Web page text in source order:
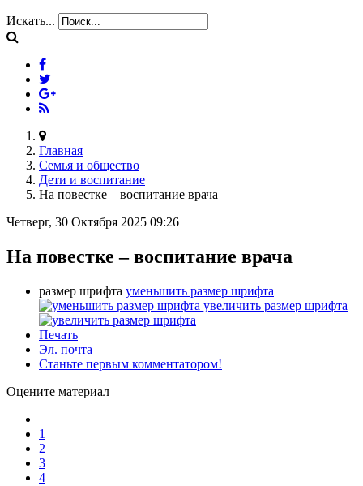
Искать...
Главная
Семья и общество
Дети и воспитание
На повестке – воспитание врача
Четверг, 30 Октября 2025 09:26
На повестке – воспитание врача
размер шрифта уменьшить размер шрифта
увеличить размер шрифта
Печать
Эл. почта
Станьте первым комментатором!
Оцените материал
1
2
3
4